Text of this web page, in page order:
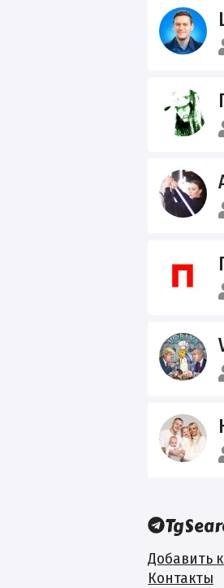
Добавить
Контакты